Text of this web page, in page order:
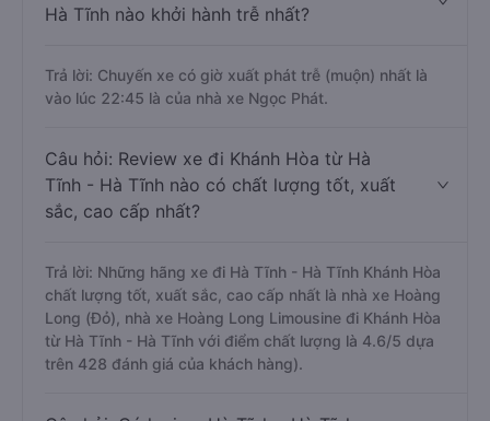
Hà Tĩnh nào khởi hành trễ nhất?
Trả lời: Chuyến xe có giờ xuất phát trễ (muộn) nhất là
vào lúc 22:45 là của nhà xe Ngọc Phát.
Câu hỏi: Review xe đi Khánh Hòa từ Hà
Tĩnh - Hà Tĩnh nào có chất lượng tốt, xuất
sắc, cao cấp nhất?
Trả lời: Những hãng xe đi Hà Tĩnh - Hà Tĩnh Khánh Hòa
chất lượng tốt, xuất sắc, cao cấp nhất là nhà xe Hoàng
Long (Đỏ), nhà xe Hoàng Long Limousine đi Khánh Hòa
từ Hà Tĩnh - Hà Tĩnh với điểm chất lượng là 4.6/5 dựa
trên 428 đánh giá của khách hàng).